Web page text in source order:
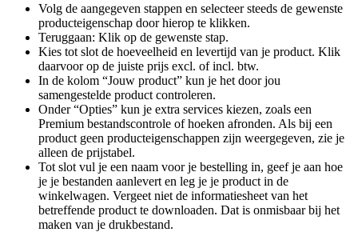
Volg de aangegeven stappen en selecteer steeds de gewenste
producteigenschap door hierop te klikken.
Teruggaan: Klik op de gewenste stap.
Kies tot slot de hoeveelheid en levertijd van je product. Klik
daarvoor op de juiste prijs excl. of incl. btw.
In de kolom “Jouw product” kun je het door jou
samengestelde product controleren.
Onder “Opties” kun je extra services kiezen, zoals een
Premium bestandscontrole of hoeken afronden. Als bij een
product geen producteigenschappen zijn weergegeven, zie je
alleen de prijstabel.
Tot slot vul je een naam voor je bestelling in, geef je aan hoe
je je bestanden aanlevert en leg je je product in de
winkelwagen. Vergeet niet de informatiesheet van het
betreffende product te downloaden. Dat is onmisbaar bij het
maken van je drukbestand.